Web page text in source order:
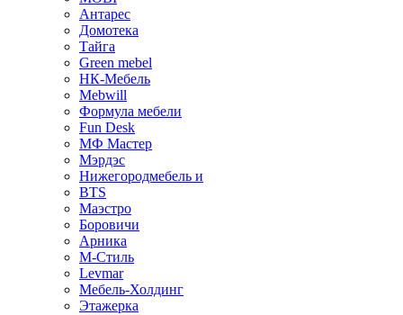
Антарес
Домотека
Тайга
Green mebel
НК-Мебель
Mebwill
Формула мебели
Fun Desk
МФ Мастер
Мэрдэс
Нижегородмебель и
BTS
Маэстро
Боровичи
Арника
М-Стиль
Levmar
Мебель-Холдинг
Этажерка